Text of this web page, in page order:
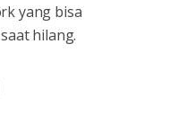
yang bisa
hilang.